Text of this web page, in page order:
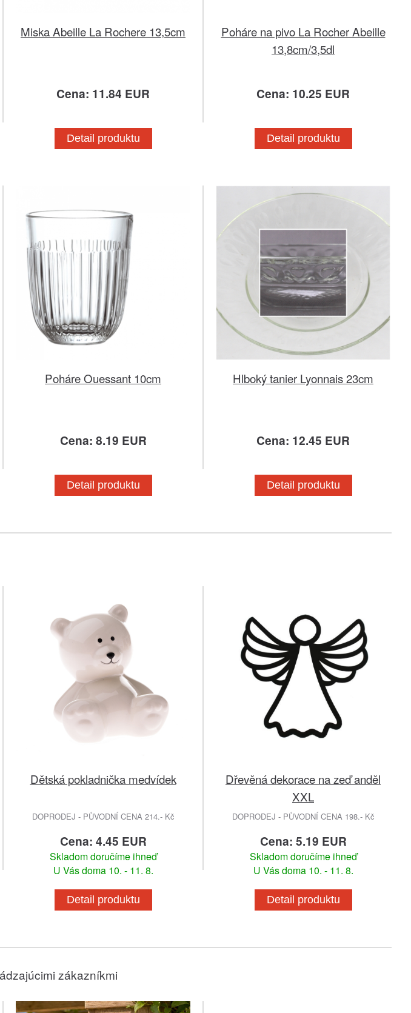
Miska Abeille La Rochere 13,5cm
Cena: 11.84 EUR
Detail produktu
Poháre na pivo La Rocher Abeille
13,8cm/3,5dl
Cena: 10.25 EUR
Detail produktu
Poháre Ouessant 10cm
Cena: 8.19 EUR
Detail produktu
Hlboký tanier Lyonnais 23cm
Cena: 12.45 EUR
Detail produktu
Dětská pokladnička medvídek
DOPRODEJ - PŮVODNÍ CENA 214.- Kč
Cena: 4.45 EUR
Skladom doručíme ihneď
U Vás doma 10. - 11. 8.
Detail produktu
Dřevěná dekorace na zeď anděl
XXL
DOPRODEJ - PŮVODNÍ CENA 198.- Kč
Cena: 5.19 EUR
Skladom doručíme ihneď
U Vás doma 10. - 11. 8.
Detail produktu
zákazníkmi